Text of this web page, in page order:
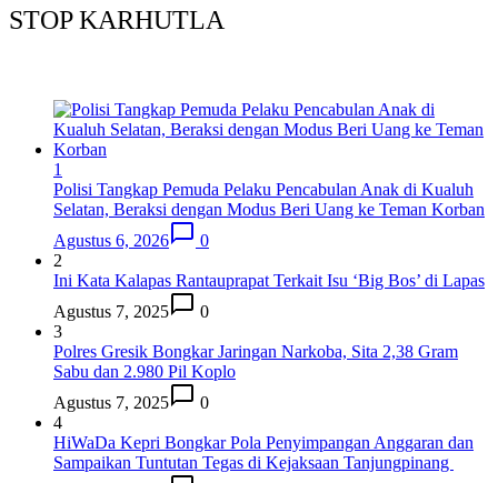
STOP KARHUTLA
1
Polisi Tangkap Pemuda Pelaku Pencabulan Anak di Kualuh
Selatan, Beraksi dengan Modus Beri Uang ke Teman Korban
Agustus 6, 2026
0
2
Ini Kata Kalapas Rantauprapat Terkait Isu ‘Big Bos’ di Lapas
Agustus 7, 2025
0
3
Polres Gresik Bongkar Jaringan Narkoba, Sita 2,38 Gram
Sabu dan 2.980 Pil Koplo
Agustus 7, 2025
0
4
HiWaDa Kepri Bongkar Pola Penyimpangan Anggaran dan
Sampaikan Tuntutan Tegas di Kejaksaan Tanjungpinang